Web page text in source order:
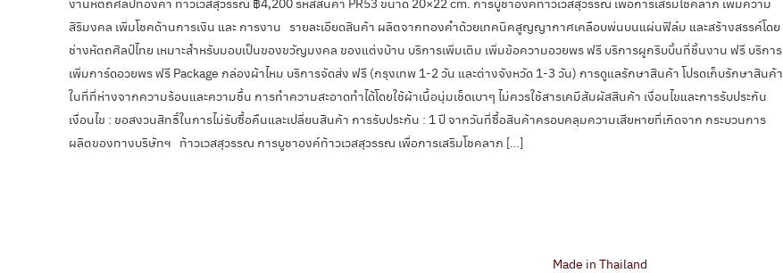
สิริมงคล เพิ่มโชคด้านการเงิน และ การงาน รายละเอียดสินค้า ผลิตจากทองคำด้วยเทคนิคสูญญากาศเคลือบพ่นบนแผ่นฟิล์ม และสร้างสรรค์โดย
ช่างหัตถศิลป์ไทย เหมาะสำหรับมอบเป็นของขวัญมงคล ของแต่งบ้าน บริการเพิ่มเติม เพิ่มข้อความอวยพร ฟรี บริการผูกริบบิ้นที่ชิ้นงาน ฟรี บริการ
เพิ่มการ์ดอวยพร ฟรี Package กล่องผ้าไหม บริการจัดส่ง ฟรี (กรุงเทพ 1-2 วัน และต่างจังหวัด 1-3 วัน) การดูแลรักษาสินค้า โปรดเก็บรักษาสินค้า
ในที่ที่ห่างจากความร้อนและความชื้น การทำความสะอาดทำได้โดยใช้ผ้าเนื้อนุ่มเช็ดเบาๆ ไม่ควรใช้สารเคมีสัมผัสสินค้า เงื่อนไขและการรับประกัน
เงื่อนไข : ขอสงวนสิทธิ์ในการไม่รับซื้อคืนและเปลี่ยนสินค้า การรับประกัน : 1 ปี จากวันที่ซื้อสินค้าครอบคลุมความเสียหายที่เกิดจาก กระบวนการ
ผลิตของทางบริษัทฯ ท้าวเวสสุวรรณ การบูชาองค์ท้าวเวสสุวรรณ เพื่อการเสริมโชคลาภ […]
Made in Thailand